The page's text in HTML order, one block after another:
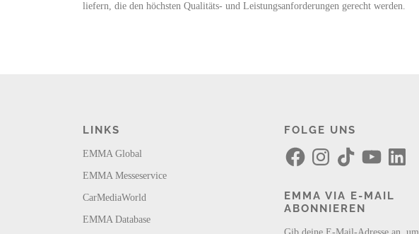
liefern, die den höchsten Qualitäts- und Leistungsanforderungen gerecht werden.
LINKS
EMMA Global
EMMA Messeservice
CarMediaWorld
EMMA Database
FOLGE UNS
F
a
b
o
o
n
a
g
m
o
k
Y
o
b
e
L
e
d
EMMA VIA E-MAIL
ABONNIEREN